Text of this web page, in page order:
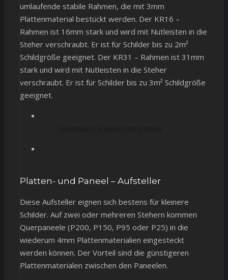
umlaufende stabile Rahmen, die mit 3mm
Plattenmaterial bestückt werden. Der KR16 –
Rahmen ist 16mm stark und wird mit Nutleisten in die
Steher verschraubt. Er ist für Schilder bis zu 2m²
Schildgröße geeignet. Der KR31 – Rahmen ist 31mm
stark und wird mit Nutleisten in die Steher
verschraubt. Er ist für Schilder bis zu 3m² Schildgröße
geeignet.
Platten- und Paneel – Aufsteller
Diese Aufsteller eignen sich bestens für kleinere
Schilder. Auf zwei oder mehreren Stehern kommen
Querpaneele (P200, P150, P95 oder P25) in die
wiederum 4mm Plattenmaterialien eingesteckt
werden können. Der Vorteil sind die günstigeren
Plattenmaterialen zwischen den Paneelen.